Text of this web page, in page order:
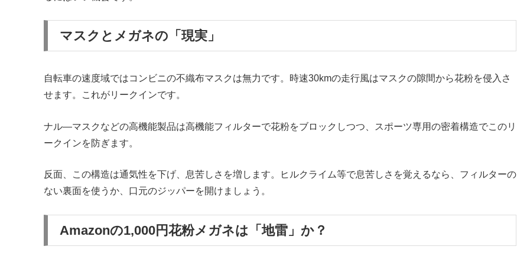
マスクとメガネの「現実」
自転車の速度域ではコンビニの不織布マスクは無力です。時速30kmの走行風はマスクの隙間から花粉を侵入さ
せます。これがリークインです。
ナル―マスクなどの高機能製品は高機能フィルターで花粉をブロックしつつ、スポーツ専用の密着構造でこのリ
ークインを防ぎます。
反面、この構造は通気性を下げ、息苦しさを増します。ヒルクライム等で息苦しさを覚えるなら、フィルターの
ない裏面を使うか、口元のジッパーを開けましょう。
Amazonの1,000円花粉メガネは「地雷」か？